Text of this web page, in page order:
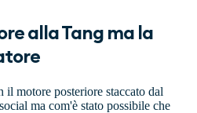
alla Tang ma la
motore posteriore staccato dal
ma com'è stato possibile che